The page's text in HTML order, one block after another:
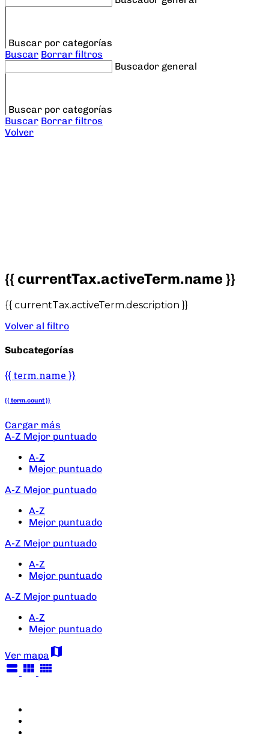
Buscar por categorías
Buscar Borrar filtros
Buscador general
Buscar por categorías
Buscar Borrar filtros
Volver
{{ currentTax.activeTerm.name }}
{{ currentTax.activeTerm.description }}
Volver al filtro
Subcategorías
{{ term.name }}
{{ term.count }}
Cargar más
A-Z Mejor puntuado
A-Z
Mejor puntuado
A-Z Mejor puntuado
A-Z
Mejor puntuado
A-Z Mejor puntuado
A-Z
Mejor puntuado
A-Z Mejor puntuado
A-Z
Mejor puntuado
Ver mapa map
view_stream view_module view_comfy